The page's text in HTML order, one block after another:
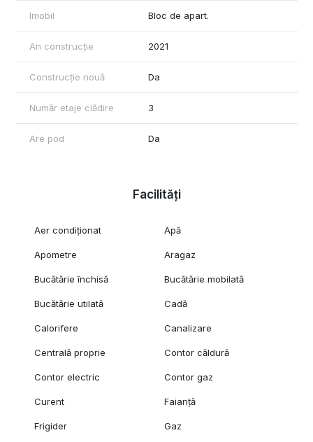
Imobil Bloc de apart.
An construcție 2021
Construcție nouă Da
Număr etaje clădire 3
Are pod Da
Facilități
Aer condiționat Apă
Apometre Aragaz
Bucătărie închisă Bucătărie mobilată
Bucătărie utilată Cadă
Calorifere Canalizare
Centrală proprie Contor căldură
Contor electric Contor gaz
Curent Faianță
Frigider Gaz